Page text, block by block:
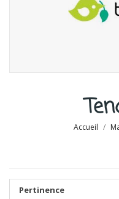
Accueil
Pertinence